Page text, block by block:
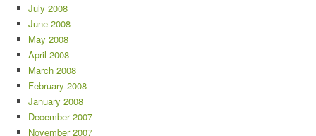
July 2008
June 2008
May 2008
April 2008
March 2008
February 2008
January 2008
December 2007
November 2007